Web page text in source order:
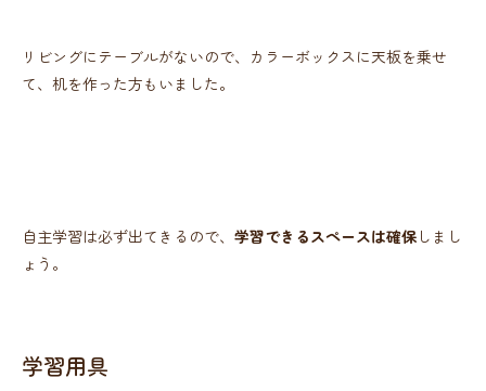
リビングにテーブルがないので、カラーボックスに天板を乗せ
て、机を作った方もいました。
自主学習は必ず出てきるので、 学習できるスペースは確保 しまし
ょう。
学習用具